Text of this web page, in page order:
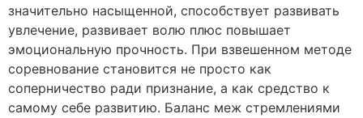
значительно насыщенной, способствует развивать
увлечение, развивает волю плюс повышает
эмоциональную прочность. При взвешенном методе
соревнование становится не просто как
соперничество ради признание, а как средство к
самому себе развитию. Баланс меж стремлениями